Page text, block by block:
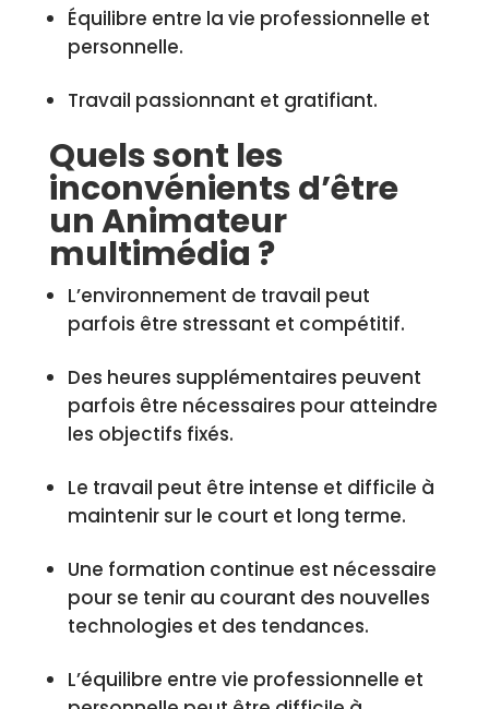
Équilibre entre la vie professionnelle et
personnelle.
Travail passionnant et gratifiant.
Quels sont les
inconvénients d’être
un Animateur
multimédia ?
L’environnement de travail peut
parfois être stressant et compétitif.
Des heures supplémentaires peuvent
parfois être nécessaires pour atteindre
les objectifs fixés.
Le travail peut être intense et difficile à
maintenir sur le court et long terme.
Une formation continue est nécessaire
pour se tenir au courant des nouvelles
technologies et des tendances.
L’équilibre entre vie professionnelle et